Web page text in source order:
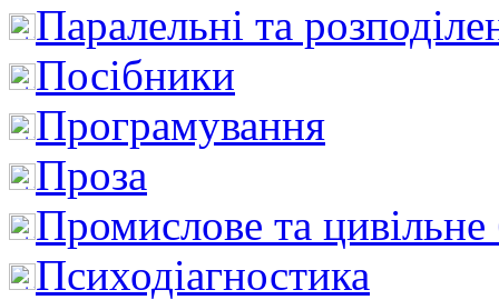
Паралельні та
Посібники
Програмування
Проза
Промислове та цивільне
Психодіагностика